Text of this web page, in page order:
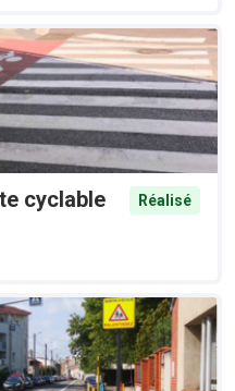
cyclable
Réalisé